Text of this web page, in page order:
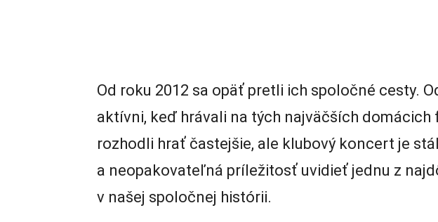
Od roku 2012 sa opäť pretli ich spoločné cesty.
aktívni, keď hrávali na tých najväčších domácich
rozhodli hrať častejšie, ale klubový koncert je
a neopakovateľná príležitosť uvidieť jednu z
v našej spoločnej histórii.